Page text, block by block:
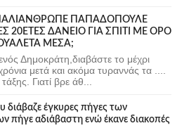
ΠΑΠΑΔΟΠΟΥΛΕ
20ΕΤΕΣ ΔΑΝΕΙΟ ΓΙΑ ΣΠΙΤΙ ΜΕ ΟΡΟ
ΜΕΣΑ;
Δημοκράτη,διαβάστε το μέχρι
μετά και ακόμα τυραννάς τα ....
Γιατί βρε άθ...
διάβαζε έγκυρες πήγες των
πήγε αδιάβαστη ενώ έκανε διακοπές